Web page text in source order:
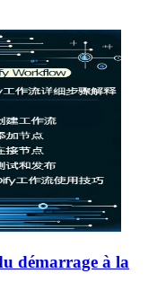
démarrage à la